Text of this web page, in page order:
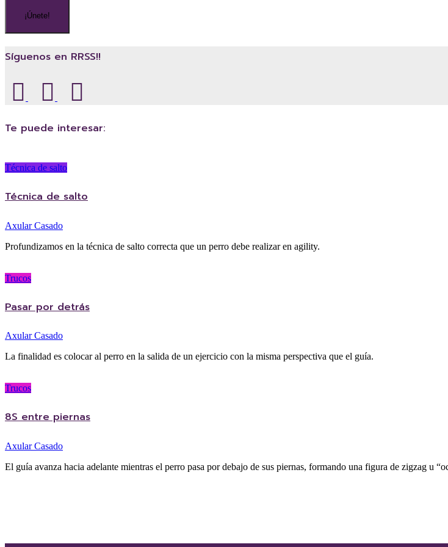
¡Únete!
Síguenos en RRSS!!
Te puede interesar:
Técnica de salto
Técnica de salto
Axular Casado
Profundizamos en la técnica de salto correcta que un perro debe realizar en agility.
Trucos
Pasar por detrás
Axular Casado
La finalidad es colocar al perro en la salida de un ejercicio con la misma perspectiva que el guía.
Trucos
8S entre piernas
Axular Casado
El guía avanza hacia adelante mientras el perro pasa por debajo de sus piernas, formando una figura de zigzag u